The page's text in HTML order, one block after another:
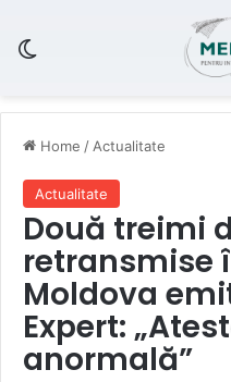
Home / Actualitate
Actualitate
Două treimi
retransmise
Moldova
Expert:
anormală”